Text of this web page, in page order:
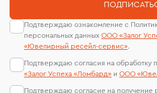
Подтверждаю ознакомление с
персональных данных ООО «Залог
«Ювелирный ресейл-сервиc».
Подтверждаю согласия на обработку
«Залог Успеха «Ломбард» и ООО
Подтверждаю согласие на